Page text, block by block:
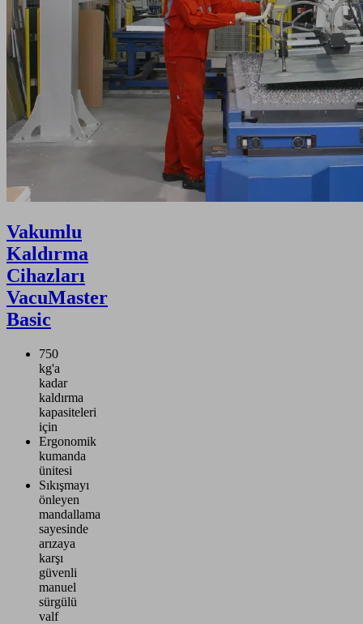
Vakumlu
Kaldırma
Cihazları
VacuMaster
Basic
750
kg'a
kadar
kaldırma
kapasiteleri
için
Ergonomik
kumanda
ünitesi
Sıkışmayı
önleyen
mandallama
sayesinde
arızaya
karşı
güvenli
manuel
sürgülü
valf